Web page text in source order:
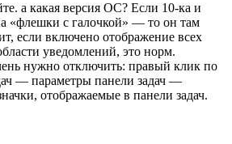
а какая версия ОС? Если 10-ка и
«флешки с галочкой» — то он там
если включено отображение всех
уведомлений, это норм.
нужно отключить: правый клик по
— параметры панели задач —
отображаемые в панели задач.